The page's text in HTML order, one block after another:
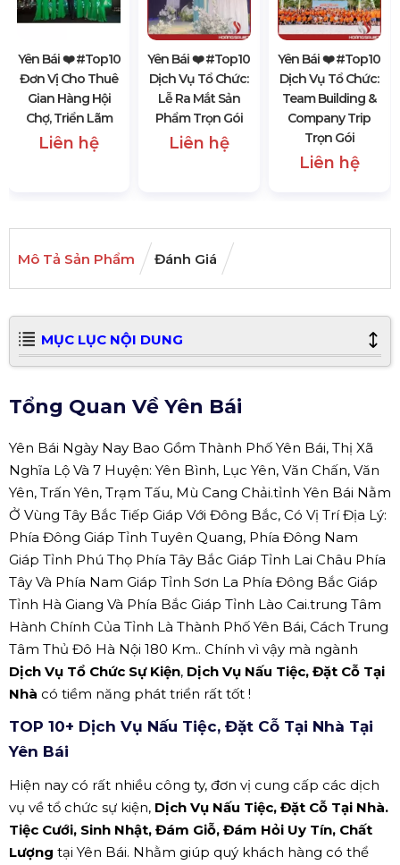
Yên Bái ❤️️ #top10
Đơn Vị Cho Thuê
Gian Hàng Hội
Chợ, Triển Lãm
Liên hệ
Yên Bái ❤️️ #top10
Dịch Vụ Tổ Chức:
Lễ Ra Mắt Sản
Phẩm Trọn Gói
Liên hệ
Yên Bái ❤️️ #top10
Dịch Vụ Tổ Chức:
Team Building &
Company Trip
Trọn Gói
Liên hệ
Mô Tả Sản Phẩm Đánh Giá
MỤC LỤC NỘI DUNG
Tổng Quan Về Yên Bái
Yên Bái Ngày Nay Bao Gồm Thành Phố Yên Bái, Thị Xã
Nghĩa Lộ Và 7 Huyện: Yên Bình, Lục Yên, Văn Chấn, Văn
Yên, Trấn Yên, Trạm Tấu, Mù Cang Chải.tỉnh Yên Bái Nằm
Ở Vùng Tây Bắc Tiếp Giáp Với Đông Bắc, Có Vị Trí Địa Lý:
Phía Đông Giáp Tỉnh Tuyên Quang, Phía Đông Nam
Giáp Tỉnh Phú Thọ Phía Tây Bắc Giáp Tỉnh Lai Châu Phía
Tây Và Phía Nam Giáp Tỉnh Sơn La Phía Đông Bắc Giáp
Tỉnh Hà Giang Và Phía Bắc Giáp Tỉnh Lào Cai.trung Tâm
Hành Chính Của Tỉnh Là Thành Phố Yên Bái, Cách Trung
Tâm Thủ Đô Hà Nội 180 Km.. Chính vì vậy mà ngành
Dịch Vụ Tổ Chức Sự Kiện, Dịch Vụ Nấu Tiệc, Đặt Cỗ Tại
Nhà có tiềm năng phát triển rất tốt !
TOP 10+ Dịch Vụ Nấu Tiệc, Đặt Cỗ Tại Nhà Tại
Yên Bái
Hiện nay có rất nhiều công ty, đơn vị cung cấp các dịch
vụ về tổ chức sự kiện, Dịch Vụ Nấu Tiệc, Đặt Cỗ Tại Nhà.
Tiệc Cưới, Sinh Nhật, Đám Giỗ, Đám Hỏi Uy Tín, Chất
Lượng tại Yên Bái. Nhằm giúp quý khách hàng có thể